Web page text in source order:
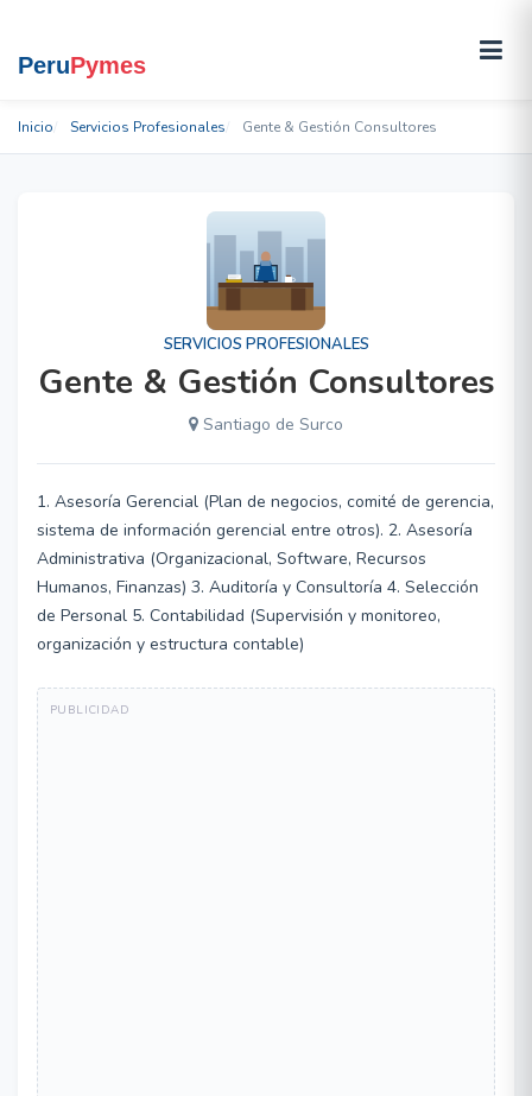
Inicio Servicios Profesionales Gente & Gestión Consultores
SERVICIOS PROFESIONALES
Gente & Gestión Consultores
Santiago de Surco
1. Asesoría Gerencial (Plan de negocios, comité de gerencia,
sistema de información gerencial entre otros). 2. Asesoría
Administrativa (Organizacional, Software, Recursos
Humanos, Finanzas) 3. Auditoría y Consultoría 4. Selección
de Personal 5. Contabilidad (Supervisión y monitoreo,
organización y estructura contable)